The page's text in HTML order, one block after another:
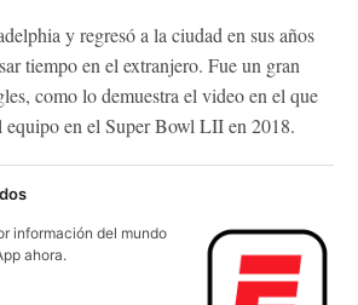
y regresó a la ciudad en sus años
tiempo en el extranjero. Fue un gran
como lo demuestra el video en el que
equipo en el Super Bowl LII en 2018.
información del mundo
ahora.